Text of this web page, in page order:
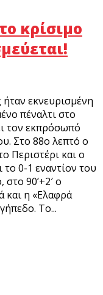
κρίσιμο
εκνευρισμένη
πέναλτι στο
τον εκπρόσωπό
Στο 88ο λεπτό ο
Περιστέρι και ο
0-1 εναντίον του
90’+2′ ο
και η «Ελαφρά
Το...